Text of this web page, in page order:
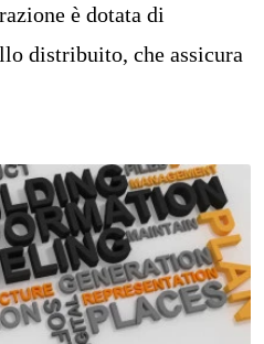
è dotata di
distribuito, che assicura